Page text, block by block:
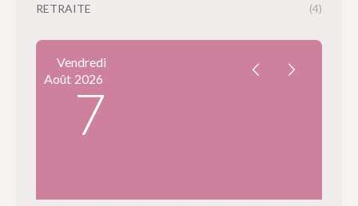
RETRAITE
(4)
Vendredi
Août 2026
7